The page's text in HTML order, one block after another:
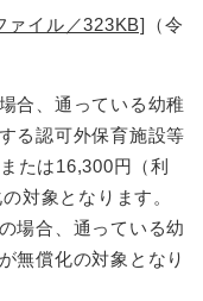
ァイル／323KB]
（令
合、通っている幼稚
る認可外保育施設等
たは16,300円（利
対象となります。
場合、通っている幼
無償化の対象となり